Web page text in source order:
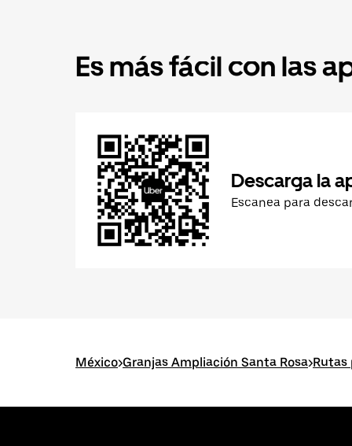
Es más fácil con las
Descarga la
Escanea para
México>Granjas Ampliación Santa Rosa>Rutas